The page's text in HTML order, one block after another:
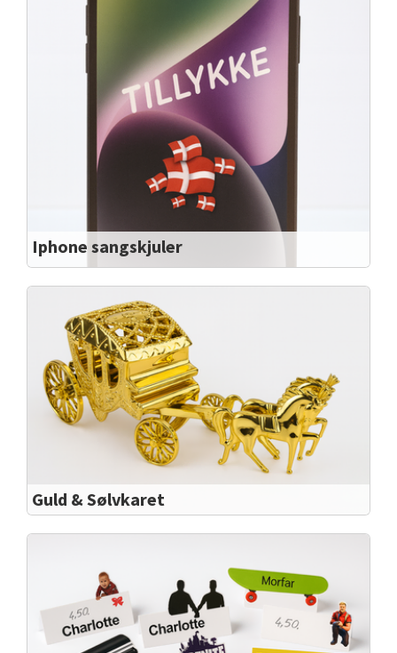
Iphone sangskjuler
Iphone ny model
Passer til A4 foldet eller rullet på den lange led
Guld & Sølvkaret
Flot karet til bordpynt i både sølv og guld, kan pyntes